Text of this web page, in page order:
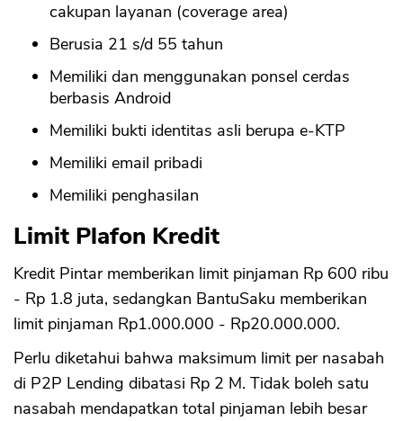
cakupan layanan (coverage area)
Berusia 21 s/d 55 tahun
Memiliki dan menggunakan ponsel cerdas
berbasis Android
Memiliki bukti identitas asli berupa e-KTP
Memiliki email pribadi
Memiliki penghasilan
Limit Plafon Kredit
Kredit Pintar memberikan limit pinjaman Rp 600 ribu
- Rp 1.8 juta, sedangkan BantuSaku memberikan
limit pinjaman Rp1.000.000 - Rp20.000.000.
Perlu diketahui bahwa maksimum limit per nasabah
di P2P Lending dibatasi Rp 2 M. Tidak boleh satu
nasabah mendapatkan total pinjaman lebih besar